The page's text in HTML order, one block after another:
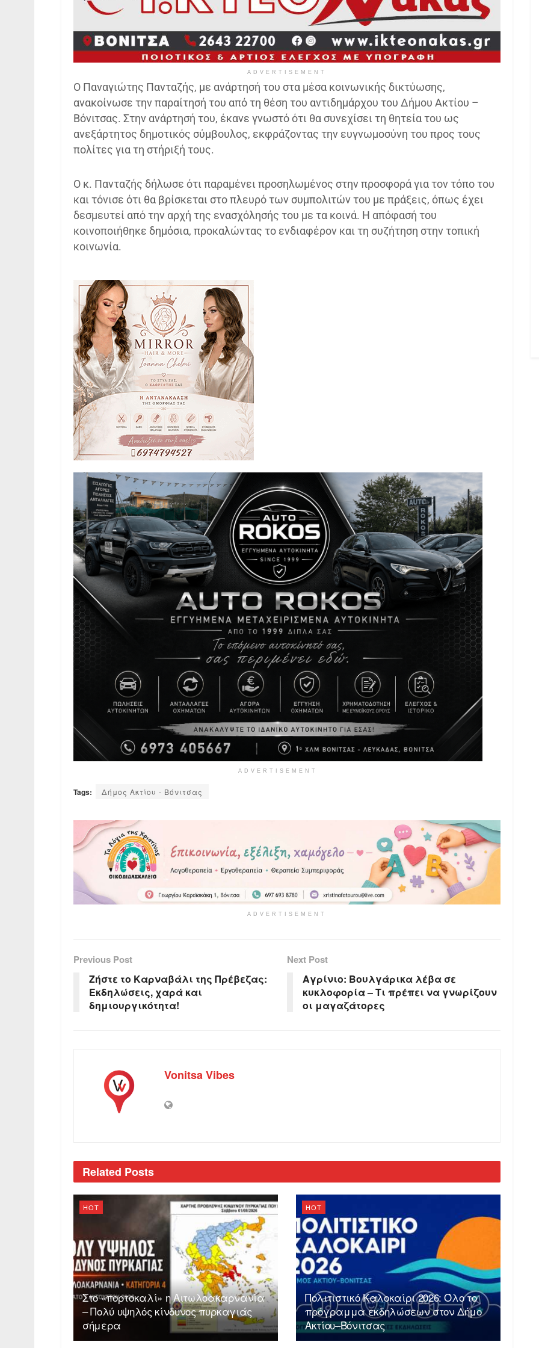
ADVERTISEMENT
Ο Παναγιώτης Πανταζής, με ανάρτησή του στα μέσα κοινωνικής δικτύωσης,
ανακοίνωσε την παραίτησή του από τη θέση του αντιδημάρχου του Δήμου Ακτίου –
Βόνιτσας. Στην ανάρτησή του, έκανε γνωστό ότι θα συνεχίσει τη θητεία του ως
ανεξάρτητος δημοτικός σύμβουλος, εκφράζοντας την ευγνωμοσύνη του προς τους
πολίτες για τη στήριξή τους.
Ο κ. Πανταζής δήλωσε ότι παραμένει προσηλωμένος στην προσφορά για τον τόπο του
και τόνισε ότι θα βρίσκεται στο πλευρό των συμπολιτών του με πράξεις, όπως έχει
δεσμευτεί από την αρχή της ενασχόλησής του με τα κοινά. Η απόφασή του
κοινοποιήθηκε δημόσια, προκαλώντας το ενδιαφέρον και τη συζήτηση στην τοπική
κοινωνία.
ADVERTISEMENT
Tags: Δήμος Ακτίου - Βόνιτσας
ADVERTISEMENT
Previous Post
Ζήστε το Καρναβάλι της Πρέβεζας:
Εκδηλώσεις, χαρά και
δημιουργικότητα!
Next Post
Αγρίνιο: Βουλγάρικα λέβα σε
κυκλοφορία – Τι πρέπει να γνωρίζουν
οι μαγαζάτορες
Vonitsa Vibes
Related Posts
HOT
Στο «πορτοκαλί» η Αιτωλοακαρνανία
– Πολύ υψηλός κίνδυνος πυρκαγιάς
σήμερα
HOT
Πολιτιστικό Καλοκαίρι 2026: Όλο το
πρόγραμμα εκδηλώσεων στον Δήμο
Ακτίου–Βόνιτσας